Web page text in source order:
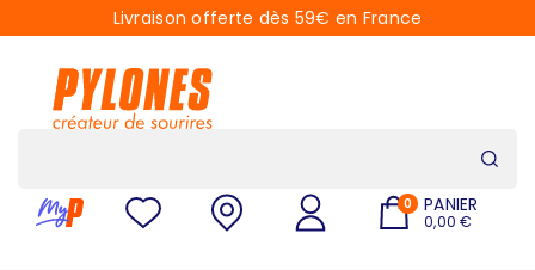
Livraison offerte dès 59€ en France
0 PANIER
0,00 €